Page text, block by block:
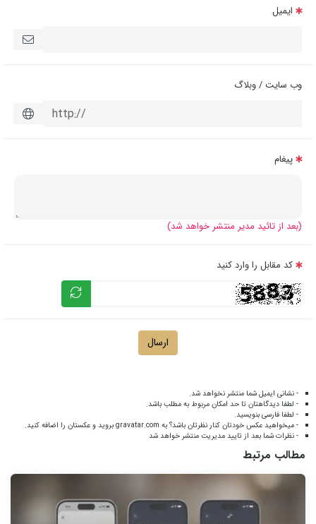
ایمیل
وب سایت / وبلاگ
پیغام
(بعد از تائید مدیر منتشر خواهد شد)
کد مقابل را وارد کنید
ارسال
- نشانی ایمیل شما منتشر نخواهد شد.
- لطفا دیدگاهتان تا حد امکان مربوط به مطلب باشد.
- لطفا فارسی بنویسید.
- میخواهید عکس خودتان کنار نظرتان باشد؟ به gravatar.com بروید و عکستان را اضافه کنید.
- نظرات شما بعد از تایید مدیریت منتشر خواهد شد
مطالب مرتبط